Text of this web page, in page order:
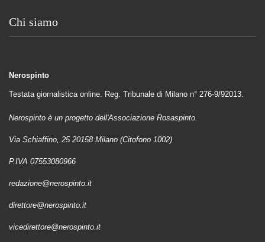
Chi siamo
Nerospinto
Testata giornalistica online. Reg. Tribunale di Milano n° 276-9/92013.
Nerospinto è un progetto dell'Associazione Rosaspinto.
Via Schiaffino, 25 20158 Milano (Citofono 1002)
P.IVA 07553080966
redazione@nerospinto.it
direttore@nerospinto.it
vicedirettore@nerospinto.it